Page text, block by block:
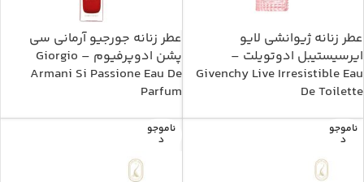
عطر زنانه ژیوانشی لایو
ایرسیستیبل ادوتویلت –
Givenchy Live Irresistible Eau
De Toilette
عطر زنانه جورجیو آرمانی سی
پشن ادوپرفیوم – Giorgio
Armani Si Passione Eau De
Parfum
ناموجو
د
ناموجو
د